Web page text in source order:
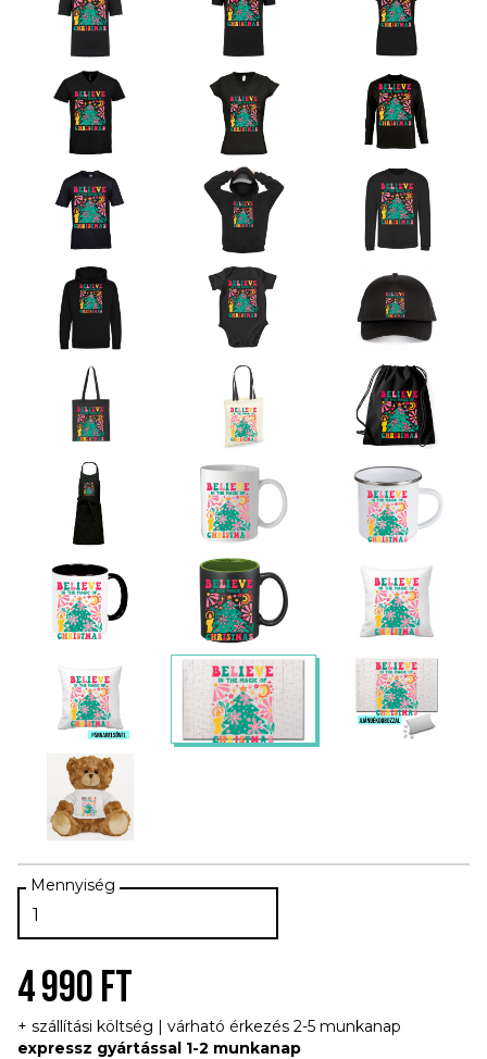
4 990 FT
+ szállítási költség | várható érkezés 2-5 munkanap
expressz gyártással 1-2 munkanap